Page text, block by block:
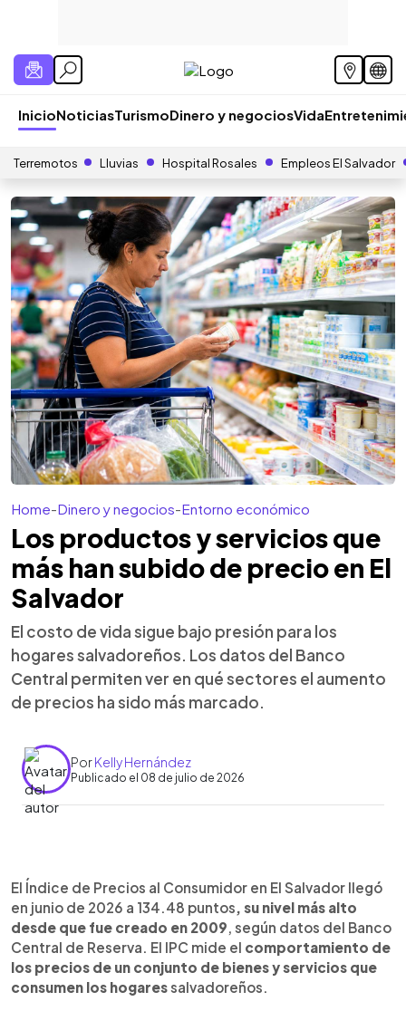
InicioNoticiasTurismoDinero y negociosVida
Terremotos Lluvias Hospital Rosales Empleos El Salvador
Home-Dinero y negocios-Entorno económico
Los productos y servicios que
más han subido de precio en El
Salvador
El costo de vida sigue bajo presión para los
hogares salvadoreños. Los datos del Banco
Central permiten ver en qué sectores el aumento
de precios ha sido más marcado.
PorKelly Hernández
Publicado el 08 de julio de 2026
Escuchar artículo
El costo de vida en El Salvador continúa
reflejándose en el comportamiento de los precios
de bienes y servicios. De acuerdo con el Banco
Central de Reserva (BCR), el Índice de Precios al
Consumidor (IPC) alcanzó en junio de 2026 su nivel
más alto desde 2009. Entre los grupos con
mayores índices figuran bebidas alcohólicas y
El Índice de Precios al Consumidor en El Salvador llegó
en junio de 2026 a 134.48 puntos, su nivel más alto
desde que fue creado en 2009, según datos del Banco
Central de Reserva. El IPC mide el comportamiento de
los precios de un conjunto de bienes y servicios que
consumen los hogaressalvadoreños.